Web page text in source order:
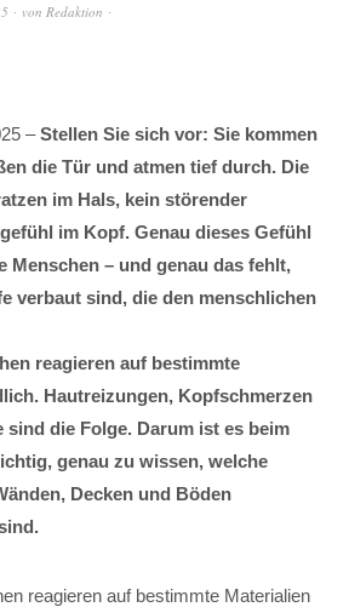
von Redaktion
–Stellen Sie sich vor: Sie kommen
die Tür und atmen tief durch. Die
im Hals, kein störender
im Kopf. Genau dieses Gefühl
Menschen – und genau das fehlt,
verbaut sind, die den menschlichen
reagieren auf bestimmte
Hautreizungen, Kopfschmerzen
sind die Folge. Darum ist es beim
genau zu wissen, welche
Decken und Böden
reagieren auf bestimmte Materialien